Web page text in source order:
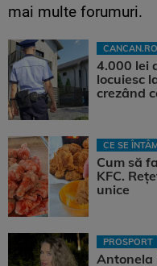
mai multe forumuri.
CANCAN.RO
4.000 lei
locuiesc
crezând
CE SE
Cum să
KFC.
unice
PROSPORT
Antonela